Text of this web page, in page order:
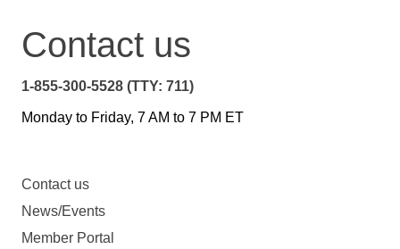
Contact us
1-855-300-5528 (TTY: 711)
Monday to Friday, 7 AM to 7 PM ET
Contact us
News/Events
Member Portal